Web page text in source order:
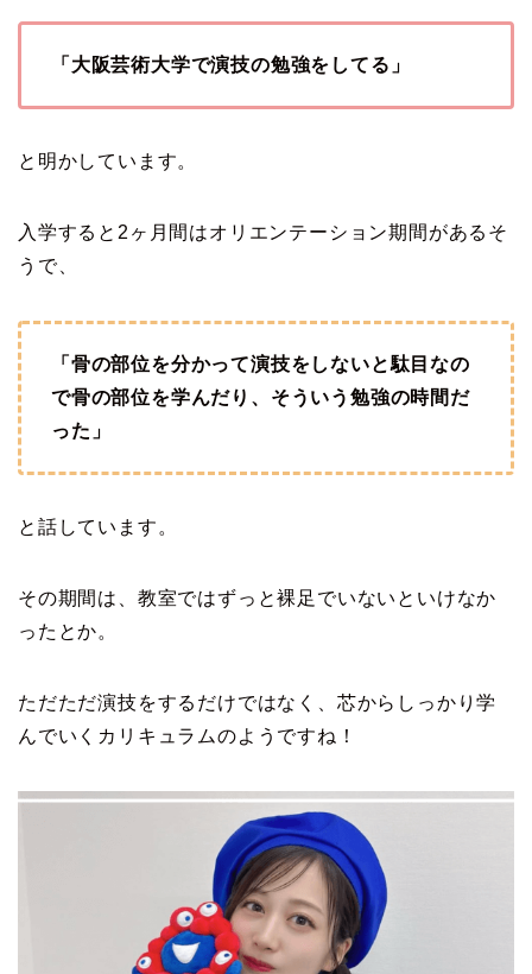
「大阪芸術大学で演技の勉強をしてる」
と明かしています。
入学すると2ヶ月間はオリエンテーション期間があるそ
うで、
「骨の部位を分かって演技をしないと駄目なの
で骨の部位を学んだり、そういう勉強の時間だ
った」
と話しています。
その期間は、教室ではずっと裸足でいないといけなか
ったとか。
ただただ演技をするだけではなく、芯からしっかり学
んでいくカリキュラムのようですね！